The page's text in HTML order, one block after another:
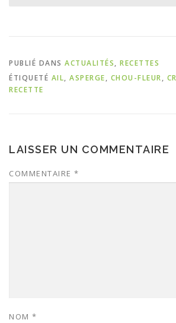
PUBLIÉ DANS ACTUALITÉS, RECETTES
ÉTIQUETÉ AIL, ASPERGE, CHOU-FLEUR,
RECETTE
LAISSER UN COMMENTAIRE
COMMENTAIRE *
NOM *